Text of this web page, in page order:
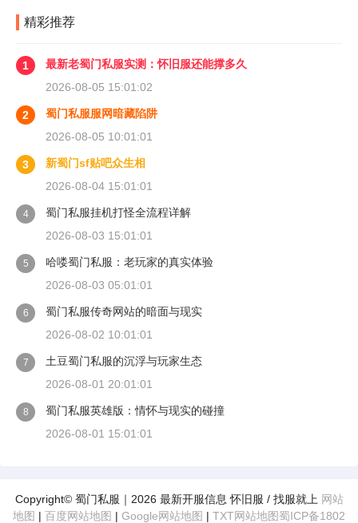
精彩推荐
1
最新老蜀门私服实测：怀旧服还能撑多久
2026-08-05 15:01:02
2
蜀门私服服网暗藏陷阱
2026-08-05 10:01:01
3
新蜀门sf贴吧众生相
2026-08-04 15:01:01
4
蜀门私服挂机打怪全流程详解
2026-08-03 15:01:01
5
哈喽蜀门私服：老玩家的真实体验
2026-08-03 05:01:01
6
蜀门私服传奇网站的暗面与现实
2026-08-02 10:01:01
7
土豆蜀门私服的沉浮与玩家生态
2026-08-01 20:01:01
8
蜀门私服英雄版：情怀与现实的碰撞
2026-08-01 15:01:01
Copyright© 蜀门私服｜2026 最新开服信息 怀旧服 / 找服就上 网站
地图 | 百度网站地图 | Google网站地图 | TXT网站地图蜀ICP备1802